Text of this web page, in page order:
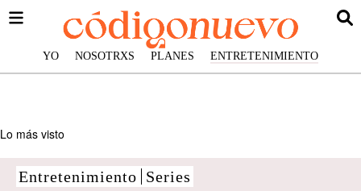
YO NOSOTRXS PLANES ENTRETENIMIENTO
Lo más visto
Entretenimiento Series